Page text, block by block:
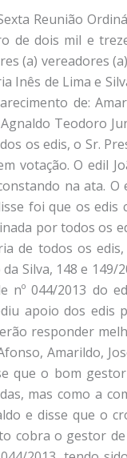
de nº 045/2013 do edil José Afonso Dias, o qual foi posto em discussão pelo Sr. Presidente. O edil José Afonso disse que foi cobrado por pessoas a respeito das taxas que são cobradas para emissão de certidões, o que fere a Constituição Federal, se é inconstitucional, não pode cobrar. O edil João Milton disse que a lei municipal 1499, regulamentada por decreto, dá o direito a Prefeitura de cobrar taxa para a emissão de certidões, isso tem sido feito desde a gestão do Prefeito Milton José de Oliveira, se está errado é porque votaram errado e, se tiver que corrigir, tudo bem, mas está na lei. O edil José Afonso disse que temos que olhar para frente, se a lei está errada e fere a Constituição Federal, o que manda é a lei maior. O Sr. Presidente disse que a Constituição Federal não é muito clara sobre a cobrança ou não da taxa para emissão de certidões, ela garante o acesso a certidões de interesse pessoal, mas esse caráter pessoal não ficou muito claro, o Poder Judiciário já separou os tipos de certidões que são de interesse pessoal, mas os cartórios cobram pela emissão de certidões, existem jurisprudências favoráveis e desfavoráveis a cobrança dessa taxa e existe o princípio da bagatela, se o valor da taxa for irrisório, apenas para custear o serviço prestado e que não prejudique o sustento do indivíduo, mas ele pede que os edis sejam favoráveis ao requerimento para